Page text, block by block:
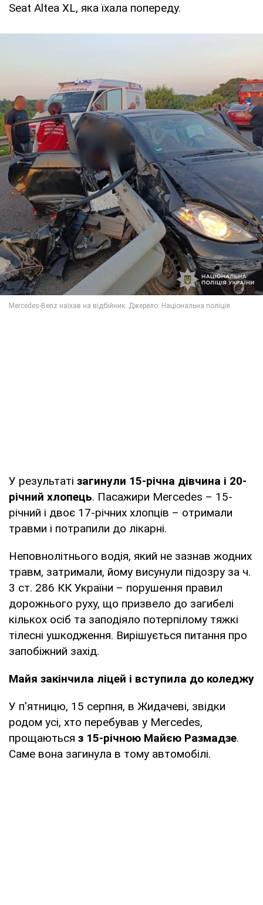
Seat Altea XL, яка їхала попереду.
У результаті загинули 15-річна дівчина і 20-
річний хлопець. Пасажири Mercedes – 15-
річний і двоє 17-річних хлопців – отримали
травми і потрапили до лікарні.
Неповнолітнього водія, який не зазнав жодних
травм, затримали, йому висунули підозру за ч.
3 ст. 286 КК України – порушення правил
дорожнього руху, що призвело до загибелі
кількох осіб та заподіяло потерпілому тяжкі
тілесні ушкодження. Вирішується питання про
запобіжний захід.
Майя закінчила ліцей і вступила до коледжу
У п'ятницю, 15 серпня, в Жидачеві, звідки
родом усі, хто перебував у Mercedes,
прощаються з 15-річною Майєю Размадзе.
Саме вона загинула в тому автомобілі.